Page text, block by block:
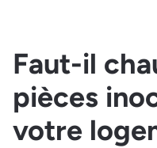
Faut-il
pièces
votre